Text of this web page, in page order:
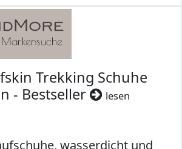
Trekking Schuhe
- Bestseller
lesen
wasserdicht und